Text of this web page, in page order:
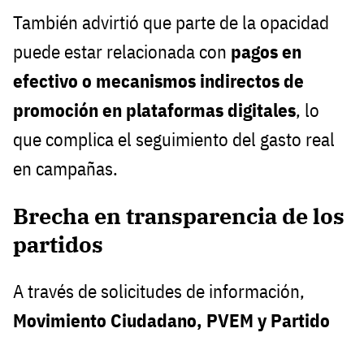
También advirtió que parte de la opacidad
puede estar relacionada con pagos en
efectivo o mecanismos indirectos de
promoción en plataformas digitales, lo
que complica el seguimiento del gasto real
en campañas.
Brecha en transparencia de los
partidos
A través de solicitudes de información,
Movimiento Ciudadano, PVEM y Partido